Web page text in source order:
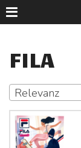
FILA
Relevanz